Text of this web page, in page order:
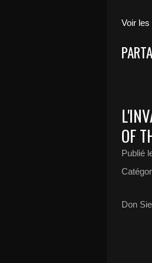
Voir
OF
Publié
Don